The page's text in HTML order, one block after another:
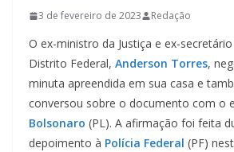
3 de fevereiro de 2023 Redação
O ex-ministro da Justiça e ex-
Distrito Federal, Anderson Torres,
minuta apreendida em sua casa e
conversou sobre o documento com o
Bolsonaro (PL). A afirmação foi feita
depoimento à Polícia Federal (PF)